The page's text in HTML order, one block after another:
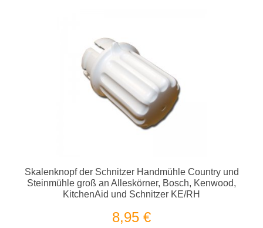
Skalenknopf der Schnitzer Handmühle Country und
Steinmühle groß an Alleskörner, Bosch, Kenwood,
KitchenAid und Schnitzer KE/RH
8,95 €